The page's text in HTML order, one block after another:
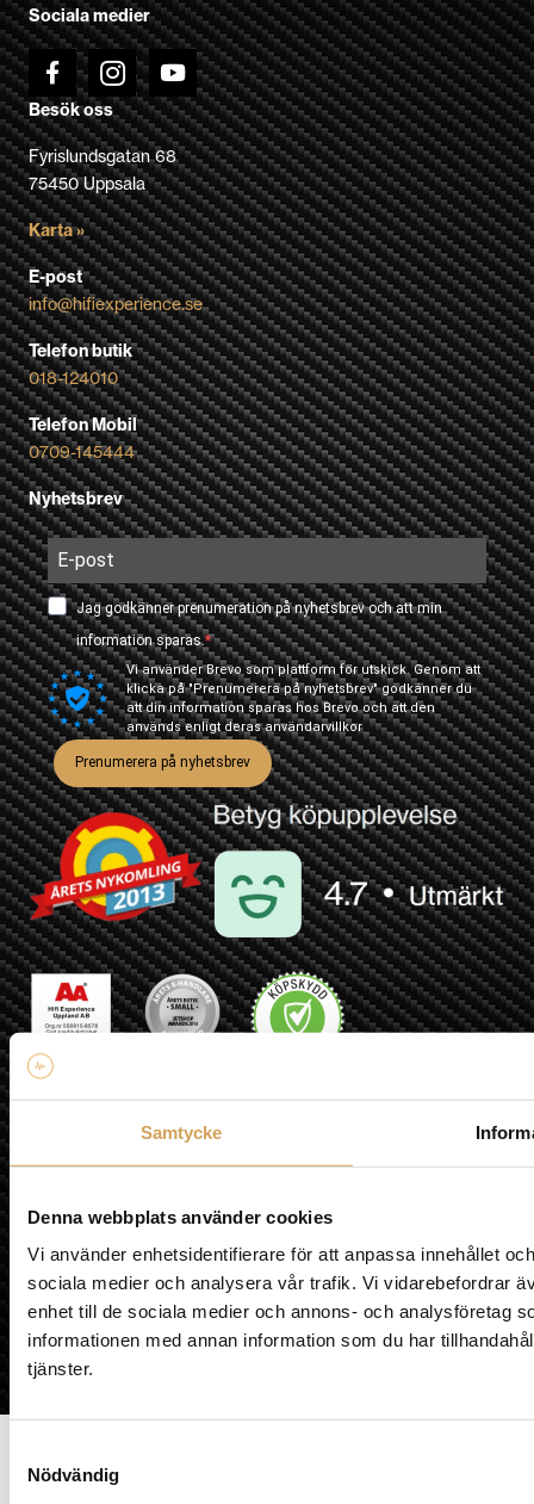
Samtycke
Denna webbplats använder cookies
Vi använder enhetsidentifierare för att anpassa innehållet
sociala medier och analysera vår trafik. Vi vidarebefordrar
enhet till de sociala medier och annons- och analysföretag
informationen med annan information som du har
tjänster.
Nödvändig
produktsidan
Sociala medier
Besök oss
Fyrislundsgatan 68
75450 Uppsala
Karta »
E-post
info@hifiexperience.se
Telefon butik
018-124010
Telefon Mobil
0709-145444
Nyhetsbrev
Jag godkänner prenumeration på nyhetsbrev och att min
information sparas.
Vi använder Brevo som plattform för utskick. Genom att
klicka på "Prenumerera på nyhetsbrev" godkänner du
att din information sparas hos Brevo och att den
används enligt derasanvändarvillkor
Prenumerera på nyhetsbrev